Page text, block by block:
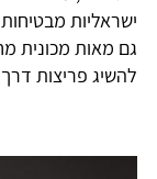
ישראליות
גם מאות מכונית
להשיג פריצות